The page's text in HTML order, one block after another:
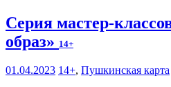
Серия мастер-
образ» 14+
01.04.2023 14+, Пушкинская карта